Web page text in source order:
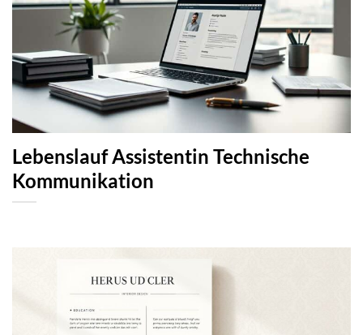
Lebenslauf Assistentin Technische
Kommunikation